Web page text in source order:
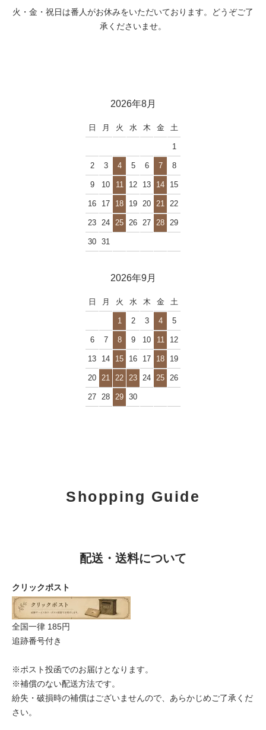
火・金・祝日は番人がお休みをいただいております。どうぞご了
承くださいませ。
2026年8月
日 月 火 水 木 金 土
1
2 3 4 5 6 7 8
9 10 11 12 13 14 15
16 17 18 19 20 21 22
23 24 25 26 27 28 29
30 31
2026年9月
日 月 火 水 木 金 土
1 2 3 4 5
6 7 8 9 10 11 12
13 14 15 16 17 18 19
20 21 22 23 24 25 26
27 28 29 30
Shopping Guide
配送・送料について
クリックポスト
全国一律 185円
追跡番号付き
※ポスト投函でのお届けとなります。
※補償のない配送方法です。
紛失・破損時の補償はございませんので、あらかじめご了承くだ
さい。